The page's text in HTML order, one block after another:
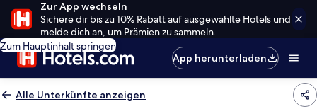
Zur App wechseln
Sichere dir bis zu 10% Rabatt auf ausgewählte Hotels und
melde dich an, um Prämien zu sammeln.
Zum Hauptinhalt springen
App herunterladen
Alle Unterkünfte anzeigen